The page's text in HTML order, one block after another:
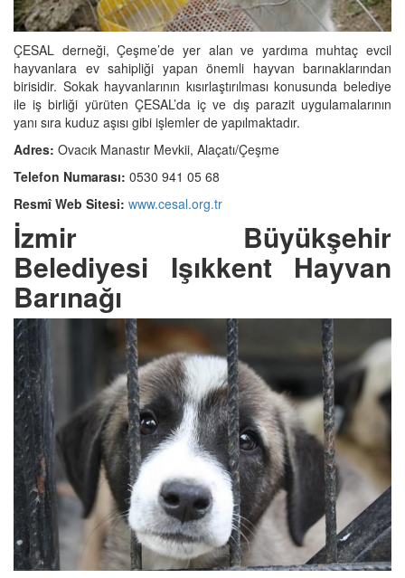
ÇESAL derneği, Çeşme’de yer alan ve yardıma muhtaç evcil
hayvanlara ev sahipliği yapan önemli hayvan barınaklarından
birisidir. Sokak hayvanlarının kısırlaştırılması konusunda belediye
ile iş birliği yürüten ÇESAL’da iç ve dış parazit uygulamalarının
yanı sıra kuduz aşısı gibi işlemler de yapılmaktadır.
Adres: Ovacık Manastır Mevkii, Alaçatı/Çeşme
Telefon Numarası: 0530 941 05 68
Resmî Web Sitesi: www.cesal.org.tr
İzmir Büyükşehir
Belediyesi Işıkkent Hayvan
Barınağı